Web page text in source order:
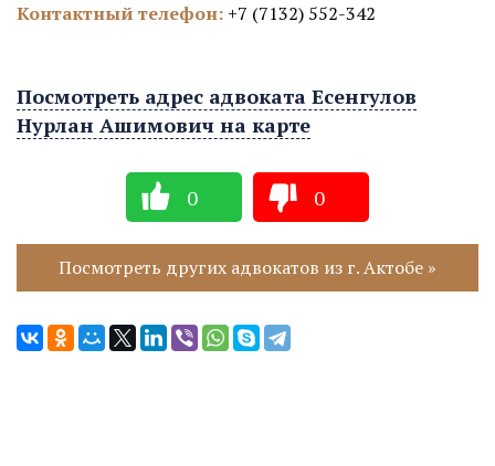
Контактный телефон: +7 (7132) 552-342
Посмотреть адрес адвоката Есенгулов
Нурлан Ашимович на карте
0 0
Посмотреть других адвокатов из г. Актобе »